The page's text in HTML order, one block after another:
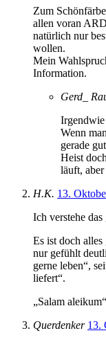
Zum
allen voran
natürlich nur
wollen.
Mein
Information.
Gerd_
Irgendwie
Wenn
gerade
Heist
läuft,
H.K. 13.
Ich verstehe
Es ist doch
nur gefühlt
gerne leben“,
liefert“.
„Salam
Querdenker 13.